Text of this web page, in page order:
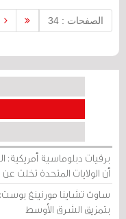
الصفحات : 34
برقيات دبلوماسية أمريكية:
أن الولايات المتحدة تخلت
ساوث تشاينا مورنينغ بوست:
بتمزيق الشرق الأوسط